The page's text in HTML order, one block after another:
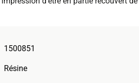
1500851
Résine